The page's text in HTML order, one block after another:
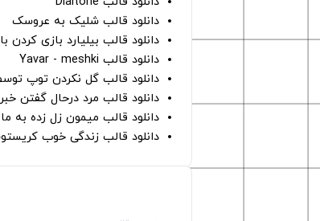
دانلود قالب شلیک به عروسک
دانلود قالب بیلیارد بازی کردن
دانلود قالب Yavar - meshki
دانلود قالب گل نکردن توپ
دانلود قالب مرد درحال گفتن خبر
دانلود قالب میمون زل زده به
دانلود قالب زندگی خوب